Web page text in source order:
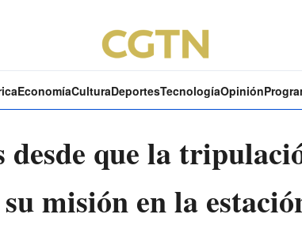
EconomíaCulturaDeportesTecnologíaOpinión
desde que la
misión en la